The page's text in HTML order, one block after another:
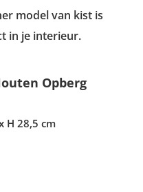
model van kist is
in je interieur.
Opberg
H 28,5 cm